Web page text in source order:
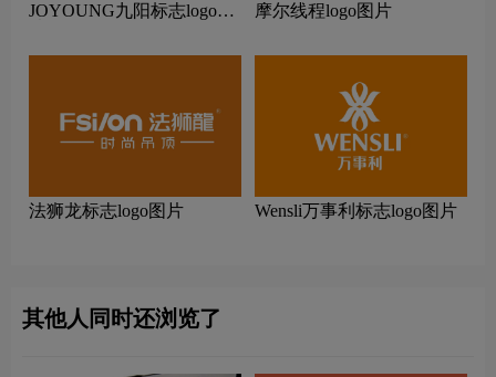
JOYOUNG九阳标志logo图
摩尔线程logo图片
法狮龙标志logo图片 Wensli万事利标志logo图片
其他人同时还浏览了